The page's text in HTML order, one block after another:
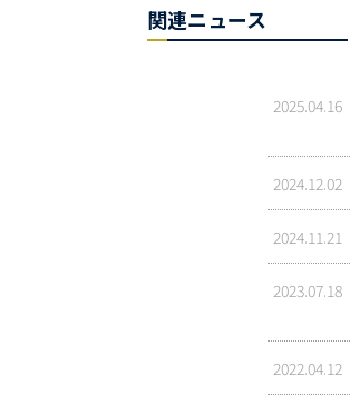
関連ニュース
2025.04.16
2024.12.02
2024.11.21
2023.07.18
2022.04.12